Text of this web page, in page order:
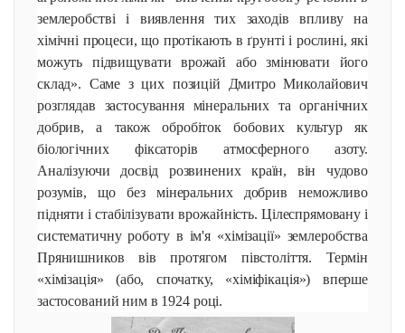
землеробстві і виявлення тих заходів впливу на
хімічні процеси, що протікають в ґрунті і рослині, які
можуть підвищувати врожай або змінювати його
склад». Саме з цих позицій Дмитро Миколайович
розглядав застосування мінеральних та органічних
добрив, а також обробіток бобових культур як
біологічних фіксаторів атмосферного азоту.
Аналізуючи досвід розвинених країн, він чудово
розумів, що без мінеральних добрив неможливо
підняти і стабілізувати врожайність. Цілеспрямовану і
систематичну роботу в ім'я «хімізації» землеробства
Прянишников вів протягом півстоліття. Термін
«хімізація» (або, спочатку, «хіміфікація») вперше
застосований ним в 1924 році.